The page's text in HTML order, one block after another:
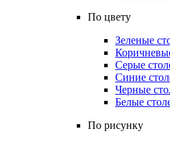
По цвету
Зеленые
Серые
Синие
Черные
Белые
По рисунку